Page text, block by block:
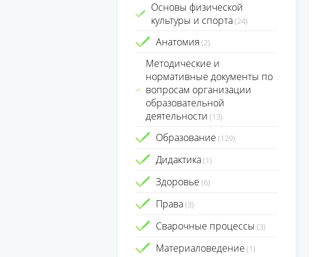
Основы физической
культуры и спорта(24)
Анатомия (2)
Методические и
нормативные документы по
вопросам организации
образовательной
деятельности (13)
Образование (129)
Дидактика(1)
Здоровье (6)
Права(3)
Сварочные процессы (3)
Материаловедение (1)